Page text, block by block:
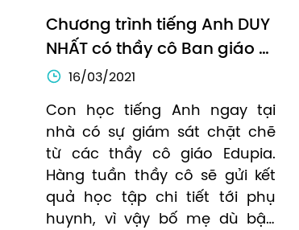
Chương trình tiếng Anh DUY
NHẤT có thầy cô Ban giáo
vụ đồng hành trong suốt
16/03/2021
Con học tiếng Anh ngay tại
nhà có sự giám sát chặt chẽ
từ các thầy cô giáo Edupia.
Hàng tuần thầy cô sẽ gửi kết
quả học tập chi tiết tới phụ
huynh, vì vậy bố mẹ dù bận